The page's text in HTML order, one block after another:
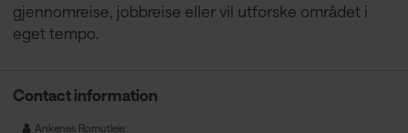
gjennomreise, jobbreise eller vil utforske området i
eget tempo.
Contact information
Ankenes Romutleie